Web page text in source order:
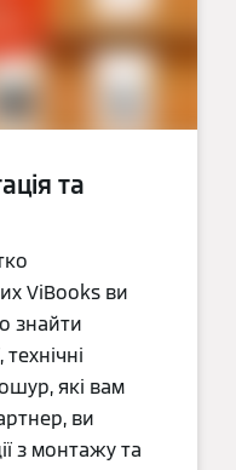
та
ViBooks ви
знайти
технічні
які вам
ви
з монтажу та